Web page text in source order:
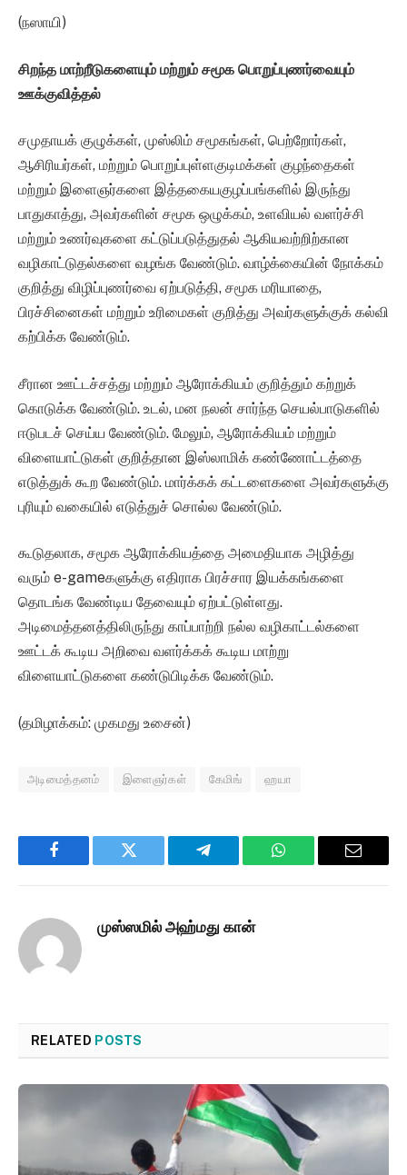
(நஸாயி)
சிறந்த மாற்றீடுகளையும் மற்றும் சமூக பொறுப்புணர்வையும்
ஊக்குவித்தல்
சமுதாயக் குழுக்கள், முஸ்லிம் சமூகங்கள், பெற்றோர்கள்,
ஆசிரியர்கள், மற்றும் பொறுப்புள்ளகுடிமக்கள் குழந்தைகள்
மற்றும் இளைஞர்களை இத்தகையகுழப்பங்களில் இருந்து
பாதுகாத்து, அவர்களின் சமூக ஒழுக்கம், உளவியல் வளர்ச்சி
மற்றும் உணர்வுகளை கட்டுப்படுத்துதல் ஆகியவற்றிற்கான
வழிகாட்டுதல்களை வழங்க வேண்டும். வாழ்க்கையின் நோக்கம்
குறித்து விழிப்புணர்வை ஏற்படுத்தி, சமூக மரியாதை,
பிரச்சினைகள் மற்றும் உரிமைகள் குறித்து அவர்களுக்குக் கல்வி
கற்பிக்க வேண்டும்.
சீரான ஊட்டச்சத்து மற்றும் ஆரோக்கியம் குறித்தும் கற்றுக்
கொடுக்க வேண்டும். உடல், மன நலன் சார்ந்த செயல்பாடுகளில்
ஈடுபடச் செய்ய வேண்டும். மேலும், ஆரோக்கியம் மற்றும்
விளையாட்டுகள் குறித்தான இஸ்லாமிக் கண்ணோட்டத்தை
எடுத்துக் கூற வேண்டும். மார்க்கக் கட்டளைகளை அவர்களுக்கு
புரியும் வகையில் எடுத்துச் சொல்ல வேண்டும்.
கூடுதலாக, சமூக ஆரோக்கியத்தை அமைதியாக அழித்து
வரும் e-gameகளுக்கு எதிராக பிரச்சார இயக்கங்களை
தொடங்க வேண்டிய தேவையும் ஏற்பட்டுள்ளது.
அடிமைத்தனத்திலிருந்து காப்பாற்றி நல்ல வழிகாட்டல்களை
ஊட்டக் கூடிய அறிவை வளர்க்கக் கூடிய மாற்று
விளையாட்டுகளை கண்டுபிடிக்க வேண்டும்.
(தமிழாக்கம்: முகமது உசைன்)
அடிமைத்தனம் இளைஞர்கள் கேமிங் ஹயா
Facebook Twitter Telegram WhatsApp Email
முஸ்ஸமில் அஹ்மது கான்
RELATED POSTS